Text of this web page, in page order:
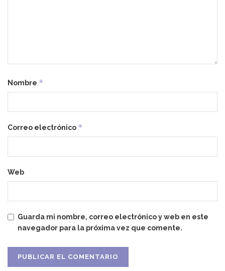
Nombre *
Correo electrónico *
Web
Guarda mi nombre, correo electrónico y web en este
navegador para la próxima vez que comente.